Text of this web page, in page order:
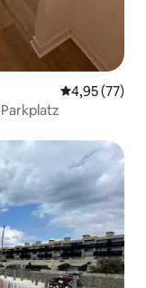
4,95 (77)